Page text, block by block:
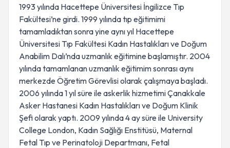
1993 yılında Hacettepe Üniversitesi İngilizce Tıp
Fakültesi’ne girdi. 1999 yılında tıp eğitimimi
tamamladıktan sonra yine aynı yıl Hacettepe
Üniversitesi Tıp Fakültesi Kadın Hastalıkları ve Doğum
Anabilim Dalı’nda uzmanlık eğitimine başlamıştır. 2004
yılında tamamlanan uzmanlık eğitimim sonrası aynı
merkezde Öğretim Görevlisi olarak çalışmaya başladı.
2006 yılında 1 yıl süre ile askerlik hizmetimi Çanakkale
Asker Hastanesi Kadın Hastalıkları ve Doğum Klinik
Şefi olarak yaptı. 2009 yılında 4 ay süre ile University
College London, Kadın Sağlığı Enstitüsü, Maternal
Fetal Tıp ve Perinatoloji Departmanı, Fetal